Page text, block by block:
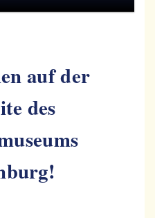
auf der
des